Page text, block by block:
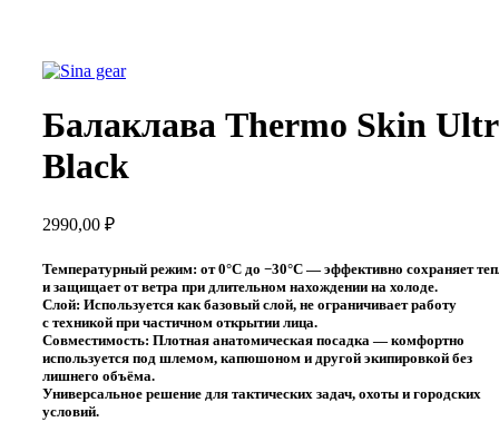
Балаклава Thermo Skin
Black
2990,00 ₽
Температурный режим: от 0°C до −30°C — эффективно сохраняет
и защищает от ветра при длительном нахождении на холоде.
Слой: Используется как базовый слой, не ограничивает работу
с техникой при частичном открытии лица.
Совместимость: Плотная анатомическая посадка — комфортно
используется под шлемом, капюшоном и другой экипировкой без
лишнего объёма.
Универсальное решение для тактических задач, охоты и городских
условий.